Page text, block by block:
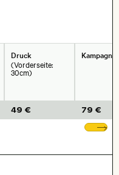
Druck
(Vorderseite:
30cm)
49 € 79 €